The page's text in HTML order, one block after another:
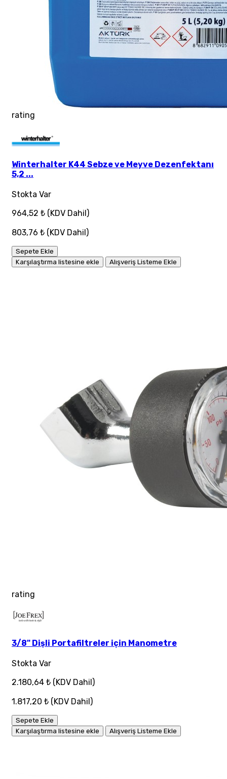
rating
Winterhalter K44 Sebze ve Meyve Dezenfektanı
5,2 ...
Stokta Var
964,52 ₺ (KDV Dahil)
803,76 ₺ (KDV Dahil)
Sepete Ekle
Karşılaştırma listesine ekle
Alışveriş Listeme Ekle
rating
3/8" Dişli Portafiltreler için Manometre
Stokta Var
2.180,64 ₺ (KDV Dahil)
1.817,20 ₺ (KDV Dahil)
Sepete Ekle
Karşılaştırma listesine ekle
Alışveriş Listeme Ekle